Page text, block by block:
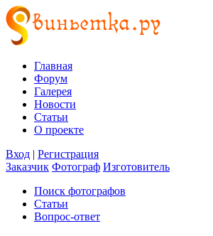
Главная
Форум
Галерея
Новости
Статьи
О проекте
Вход | Регистрация
Заказчик Фотограф Изготовитель
Поиск фотографов
Статьи
Вопрос-ответ